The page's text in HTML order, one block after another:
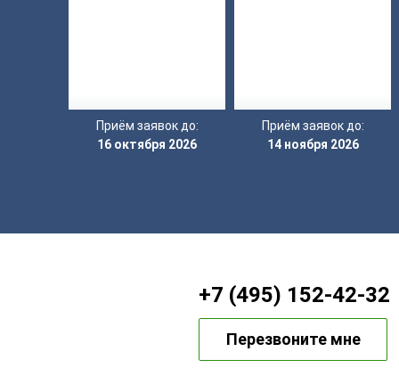
Приём заявок до:
16 октября 2026
Приём заявок до:
14 ноября 2026
+7 (495) 152-42-32
Перезвоните мне